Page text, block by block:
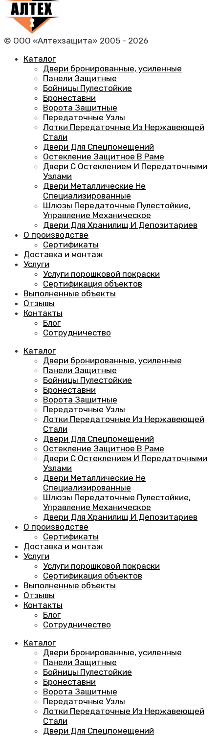
© ООО «Алтехзащита» 2005 - 2026
Каталог
Двери бронированные, усиленные
Панели Защитные
Бойницы Пулестойкие
Бронеставни
Ворота Защитные
Передаточные Узлы
Лотки Передаточные Из Нержавеющей
Стали
Двери Для Спецпомещений
Остекление Защитное В Раме
Двери С Остеклением И Передаточными
Узлами
Двери Металлические Не
Специализированные
Шлюзы Передаточные Пулестойкие,
Управление Механическое
Двери Для Хранилищ И Депозитариев
О производстве
Сертификаты
Доставка и монтаж
Услуги
Услуги порошковой покраски
Сертификация объектов
Выполненные объекты
Отзывы
Контакты
Блог
Сотрудничество
Каталог
Двери бронированные, усиленные
Панели Защитные
Бойницы Пулестойкие
Бронеставни
Ворота Защитные
Передаточные Узлы
Лотки Передаточные Из Нержавеющей
Стали
Двери Для Спецпомещений
Остекление Защитное В Раме
Двери С Остеклением И Передаточными
Узлами
Двери Металлические Не
Специализированные
Шлюзы Передаточные Пулестойкие,
Управление Механическое
Двери Для Хранилищ И Депозитариев
О производстве
Сертификаты
Доставка и монтаж
Услуги
Услуги порошковой покраски
Сертификация объектов
Выполненные объекты
Отзывы
Контакты
Блог
Сотрудничество
Каталог
Двери бронированные, усиленные
Панели Защитные
Бойницы Пулестойкие
Бронеставни
Ворота Защитные
Передаточные Узлы
Лотки Передаточные Из Нержавеющей
Стали
Двери Для Спецпомещений